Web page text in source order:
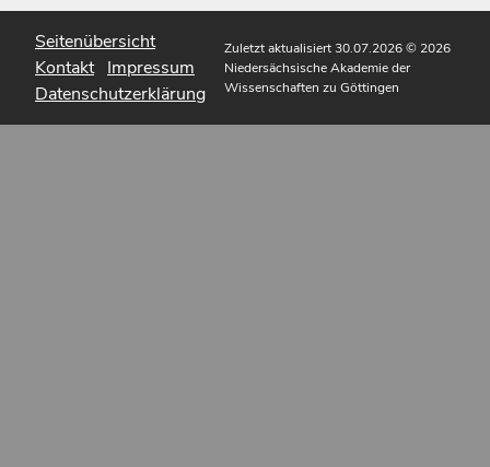
Seitenübersicht
Kontakt Impressum
Datenschutzerklärung
Zuletzt aktualisiert 30.07.2026© 2026
Niedersächsische Akademie der
Wissenschaften zu Göttingen